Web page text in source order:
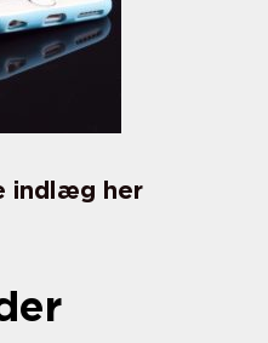
indlæg her